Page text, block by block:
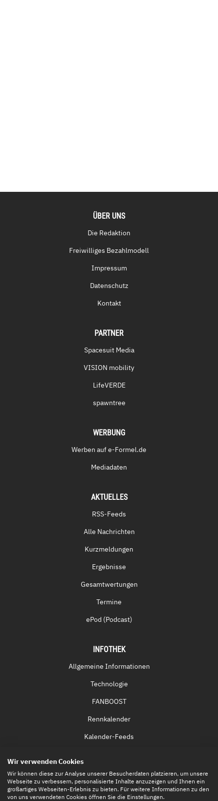
ÜBER UNS
Die Redaktion
Freiwilliges Bezahlmodell
Impressum
Datenschutz
Kontakt
PARTNER
Spacesuit Media
VISION mobility
LifeVERDE
spawntree
WERBUNG
Werben auf e-Formel.de
Mediadaten
AKTUELLES
RSS-Feeds
Alle Nachrichten
Kurzmeldungen
Ergebnisse
Gesamtwertungen
Termine
ePod (Podcast)
INFOTHEK
Allgemeine Informationen
Technologie
FANBOOST
Rennkalender
Kalender-Feeds
Eintrittskarten
Wir verwenden Cookies
Wir können diese zur Analyse unserer Besucherdaten platzieren, um unsere
Webseite zu verbessern, personalisierte Inhalte anzuzeigen und Ihnen ein
großartiges Webseiten-Erlebnis zu bieten. Für weitere Informationen zu den
von uns verwendeten Cookies öffnen Sie die Einstellungen.